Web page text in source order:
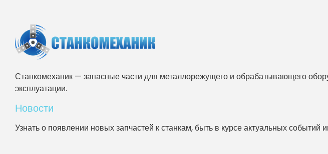
Станкомеханик — запасные части для металлорежущего и обрабатывающего
эксплуатации.
Новости
Узнать о появлении новых запчастей к станкам, быть в курсе актуальных